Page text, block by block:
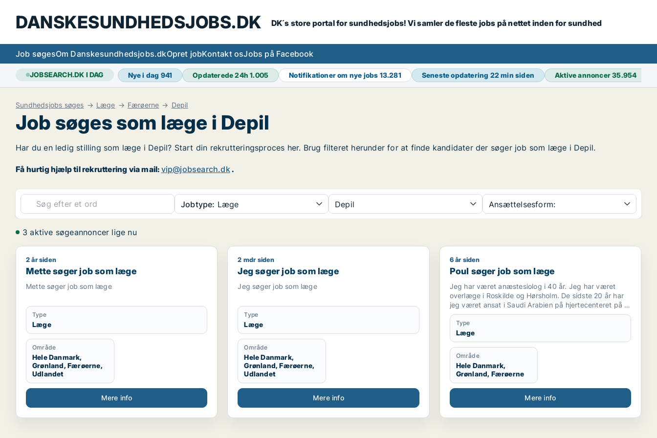
DANSKESUNDHEDSJOBS.DK DK´s store portal for sundhedsjobs! Vi samler de fleste jobs på nettet inden for sundhed
Job søgesOm Danskesundhedsjobs.dkOpret jobKontakt osJobs på Facebook
JOBSEARCH.DK I DAG Nye i dag 941 Opdaterede 24h1.005 Notifikationer om nye jobs 13.281 Seneste opdatering 22 min siden Aktive annoncer35.954
Sundhedsjobs søges Læge Færøerne Depil
Job søges som læge i Depil
Har du en ledig stilling som læge i Depil? Start din rekrutteringsproces her. Brug filteret herunder for at finde kandidater der søger job som læge i Depil.
Få hurtig hjælp til rekruttering via mail: vip@jobsearch.dk.
Jobtype: Læge Depil Ansættelsesform:
3 aktive søgeannoncer lige nu
Mette søger job som læge
2 år siden
Mette søger job som læge
Mette søger job som læge
Type
Læge
Område
Hele Danmark,
Grønland, Færøerne,
Udlandet
Mere info
Jeg søger job som læge
2 mdr siden
Jeg søger job som læge
Jeg søger job som læge
Type
Læge
Område
Hele Danmark,
Grønland, Færøerne,
Udlandet
Mere info
Poul søger job som læge
6 år siden
Poul søger job som læge
Jeg har været anæstesiolog i 40 år. Jeg har været
overlæge i Roskilde og Hørsholm. De sidste 20 år har
jeg været ansat i Saudi Arabien på hjertecenteret på to
højprofilerede hospitaler, King Faisal Specialist Hospital
og King Fahad Medical City. Jeg har været tilknyttet
“The royal Clinic”, som tog vare på den saudiske
konge.
Jeg sluttede i december 2019
Type
Læge
Område
Hele Danmark,
Grønland, Færøerne
Mere info